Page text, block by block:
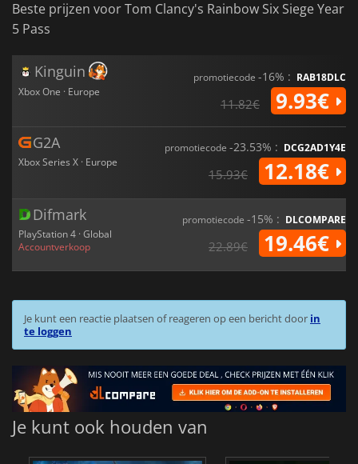
Beste prijzen voor Tom Clancy's Rainbow Six Siege Year
5 Pass
Kinguin
Xbox One · Europe
promotiecode -16% : RAB18DLC
11.82€ 9.93€
G2A
Xbox Series X · Europe
promotiecode -23.53% : DCG2AD1Y4E
15.93€ 12.18€
Difmark
PlayStation 4 · Global
Accountverkoop
promotiecode -15% : DLCOMPARE
22.89€ 19.46€
Je kunt een reactie plaatsen of reageren op een bericht door in
te loggen
Je kunt ook houden van